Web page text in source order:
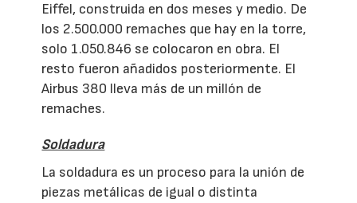
Eiffel, construida en dos meses y medio. De
los 2.500.000 remaches que hay en la torre,
solo 1.050.846 se colocaron en obra. El
resto fueron añadidos posteriormente. El
Airbus 380 lleva más de un millón de
remaches.
Soldadura
La soldadura es un proceso para la unión de
piezas metálicas de igual o distinta